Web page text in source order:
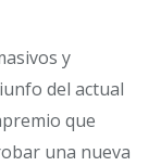
y
del actual
que
una nueva